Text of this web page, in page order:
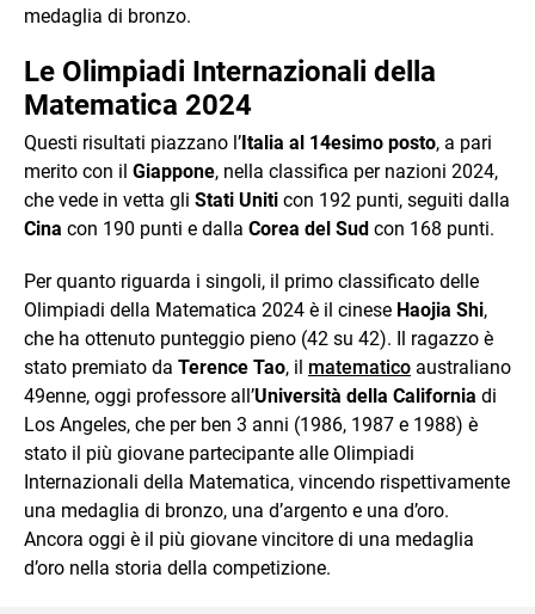
medaglia di bronzo.
Le Olimpiadi Internazionali della
Matematica 2024
Questi risultati piazzano l’Italia al 14esimo posto, a pari
merito con il Giappone, nella classifica per nazioni 2024,
che vede in vetta gli Stati Uniti con 192 punti, seguiti dalla
Cina con 190 punti e dalla Corea del Sud con 168 punti.
Per quanto riguarda i singoli, il primo classificato delle
Olimpiadi della Matematica 2024 è il cinese Haojia Shi,
che ha ottenuto punteggio pieno (42 su 42). Il ragazzo è
stato premiato da Terence Tao, il matematico australiano
49enne, oggi professore all’Università della California di
Los Angeles, che per ben 3 anni (1986, 1987 e 1988) è
stato il più giovane partecipante alle Olimpiadi
Internazionali della Matematica, vincendo rispettivamente
una medaglia di bronzo, una d’argento e una d’oro.
Ancora oggi è il più giovane vincitore di una medaglia
d’oro nella storia della competizione.